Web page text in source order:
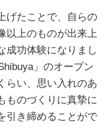
げたことで、自らの
以上のものが出来上
成功体験になりまし
」のオープン
らい、思い入れのあ
ものづくりに真摯に
引き締めることがで